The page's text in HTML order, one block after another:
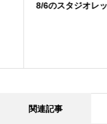
8/6のスタジオレッスン
関連記事